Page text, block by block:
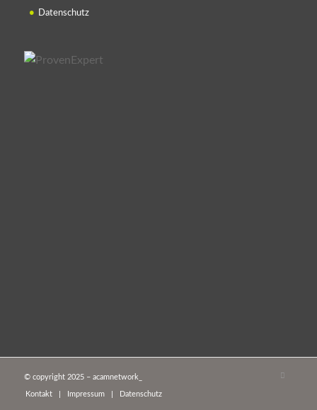
Datenschutz
© copyright 2025 – acamnetwork_
Kontakt Impressum Datenschutz